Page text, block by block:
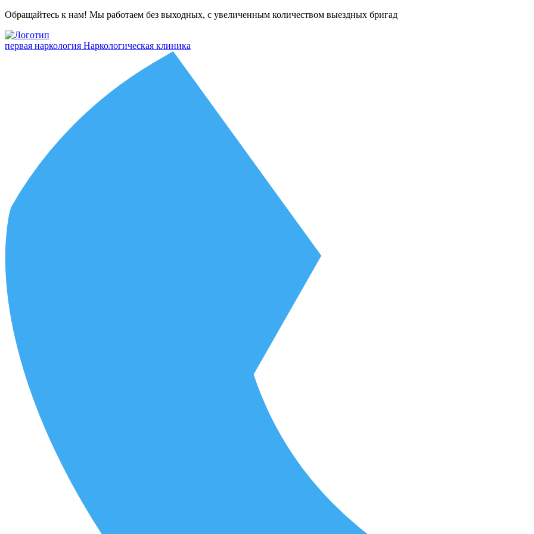
Обращайтесь к нам! Мы работаем без выходных, с увеличенным количеством выездных бригад
первая наркология Наркологическая клиника